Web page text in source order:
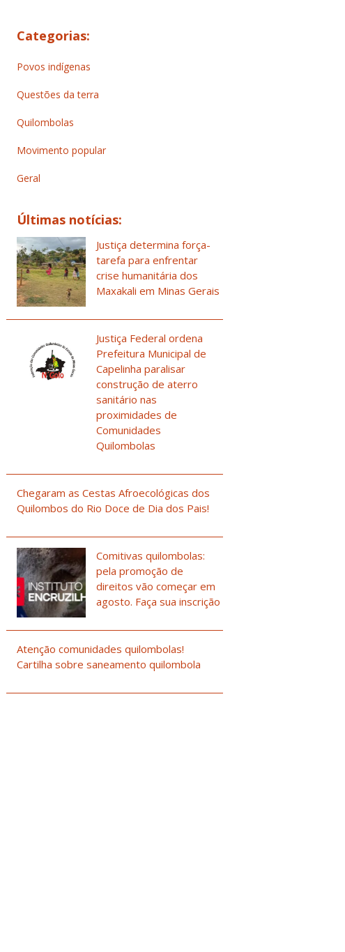
Categorias:
Povos indígenas
Questões da terra
Quilombolas
Movimento popular
Geral
Últimas notícias:
Justiça determina força-
tarefa para enfrentar
crise humanitária dos
Maxakali em Minas Gerais
Justiça Federal ordena
Prefeitura Municipal de
Capelinha paralisar
construção de aterro
sanitário nas
proximidades de
Comunidades
Quilombolas
Chegaram as Cestas Afroecológicas dos
Quilombos do Rio Doce de Dia dos Pais!
Comitivas quilombolas:
pela promoção de
direitos vão começar em
agosto. Faça sua inscrição
Atenção comunidades quilombolas!
Cartilha sobre saneamento quilombola